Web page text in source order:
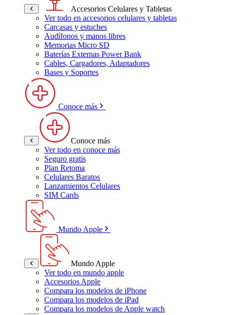
Accesorios Celulares y Tabletas
Ver todo en accesorios celulares y tabletas
Carcasas y estuches
Audífonos y manos libres
Memorias Micro SD
Baterías Externas Power Bank
Cables, Cargadores, Adaptadores
Bases y Soportes
Conoce más
Conoce más
Ver todo en conoce más
Seguro gratis
Plan Retoma
Celulares Baratos
Lanzamientos Celulares
SIM Cards
Mundo Apple
Mundo Apple
Ver todo en mundo apple
Accesorios Apple
Compara los modelos de iPhone
Compara los modelos de iPad
Compara los modelos de Apple watch